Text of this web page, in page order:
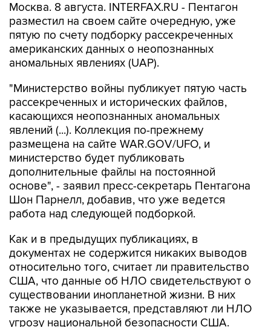
Москва. 8 августа. INTERFAX.RU - Пентагон
разместил на своем сайте очередную, уже
пятую по счету подборку рассекреченных
американских данных о неопознанных
аномальных явлениях (UAP).
"Министерство войны публикует пятую часть
рассекреченных и исторических файлов,
касающихся неопознанных аномальных
явлений (...). Коллекция по-прежнему
размещена на сайте WAR.GOV/UFO, и
министерство будет публиковать
дополнительные файлы на постоянной
основе", - заявил пресс-секретарь Пентагона
Шон Парнелл, добавив, что уже ведется
работа над следующей подборкой.
Как и в предыдущих публикациях, в
документах не содержится никаких выводов
относительно того, считает ли правительство
США, что данные об НЛО свидетельствуют о
существовании инопланетной жизни. В них
также не указывается, представляют ли НЛО
угрозу национальной безопасности США.